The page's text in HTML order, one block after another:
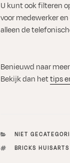
U kunt ook filteren
voor medewerker
alleen de
Benieuwd naar
Bekijk dan hettips
CATEGORIEËN
NIET
TAGS
BRICKS